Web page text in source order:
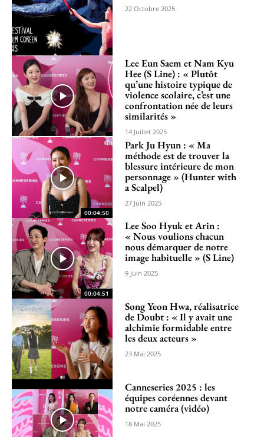
22 Octobre 2025
Lee Eun Saem et Nam Kyu
Hee (S Line) : « Plutôt
qu’une histoire typique de
violence scolaire, c’est une
confrontation née de leurs
similarités »
14 Juillet 2025
00:04:50
Park Ju Hyun : « Ma
méthode est de trouver la
blessure intérieure de mon
personnage » (Hunter with
a Scalpel)
27 Juin 2025
00:04:51
Lee Soo Hyuk et Arin :
« Nous voulions chacun
nous démarquer de notre
image habituelle » (S Line)
9 Juin 2025
Song Yeon Hwa, réalisatrice
de Doubt : « Il y avait une
alchimie formidable entre
les deux acteurs »
23 Mai 2025
Canneseries 2025 : les
équipes coréennes devant
notre caméra (vidéo)
18 Mai 2025